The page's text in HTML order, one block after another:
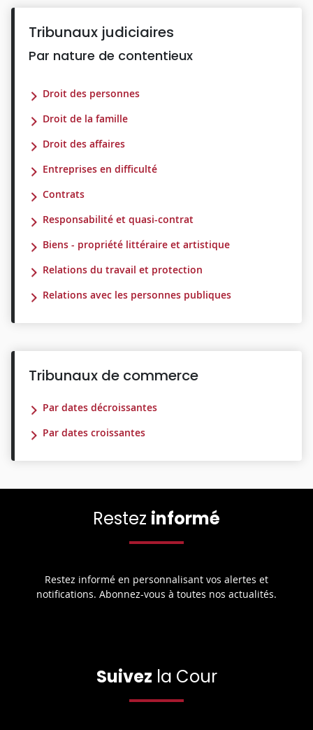
Tribunaux judiciaires
Par nature de contentieux
Droit des personnes
Droit de la famille
Droit des affaires
Entreprises en difficulté
Contrats
Responsabilité et quasi-contrat
Biens - propriété littéraire et artistique
Relations du travail et protection
Relations avec les personnes publiques
Tribunaux de commerce
Par dates décroissantes
Par dates croissantes
Restez informé
Restez informé en personnalisant vos alertes et
notifications. Abonnez-vous à toutes nos actualités.
Suivez la Cour